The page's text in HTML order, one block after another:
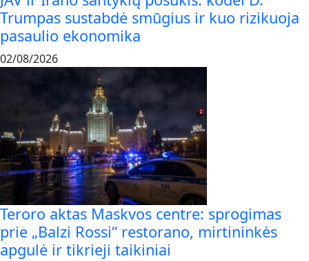
Trumpas sustabdė smūgius ir kuo rizikuoja
pasaulio ekonomika
02/08/2026
Teroro aktas Maskvos centre: sprogimas
prie „Balzi Rossi“ restorano, mirtininkės
apgulė ir tikrieji taikiniai